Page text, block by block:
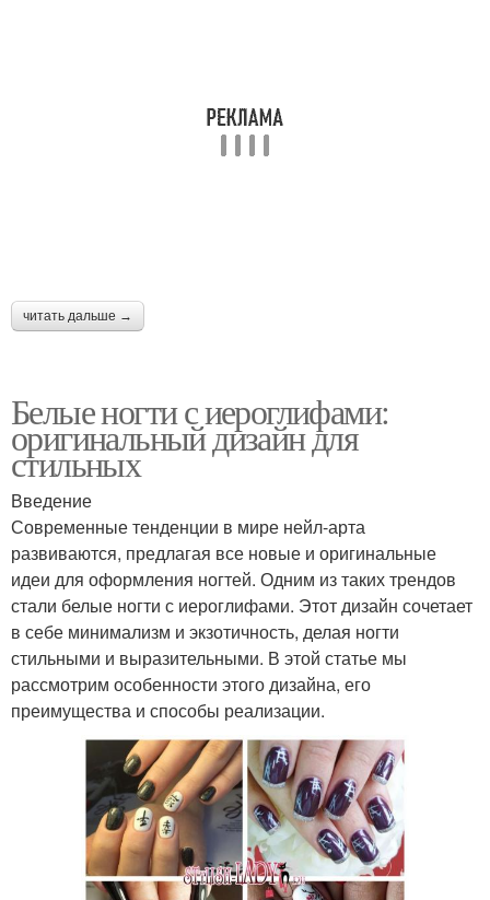
читать дальше →
Белые ногти с иероглифами:
оригинальный дизайн для
стильных
Введение
Современные тенденции в мире нейл-арта
развиваются, предлагая все новые и оригинальные
идеи для оформления ногтей. Одним из таких трендов
стали белые ногти с иероглифами. Этот дизайн сочетает
в себе минимализм и экзотичность, делая ногти
стильными и выразительными. В этой статье мы
рассмотрим особенности этого дизайна, его
преимущества и способы реализации.